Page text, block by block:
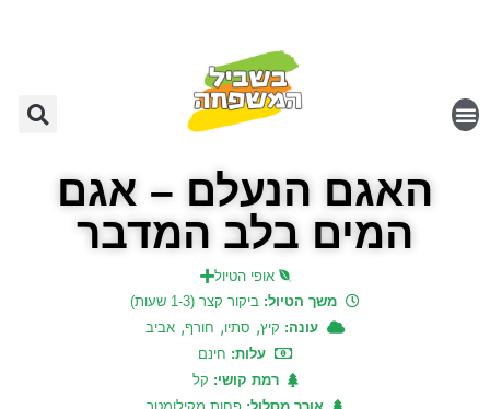
האגם הנעלם – אגם
המים בלב המדבר
אופי הטיול
משך הטיול: ביקור קצר (1-3 שעות)
עונה: קיץ, סתיו, חורף, אביב
עלות: חינם
רמת קושי: קל